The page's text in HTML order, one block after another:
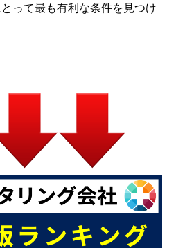
って最も有利な条件を見つけ